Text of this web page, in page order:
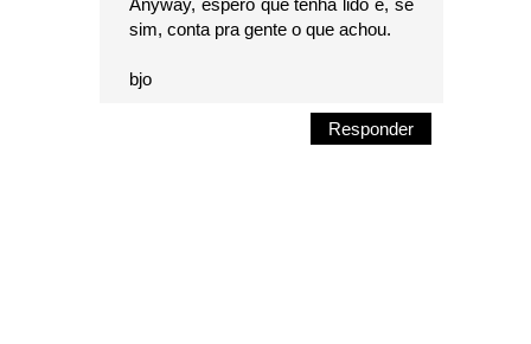
Anyway, espero que tenha lido e, se
sim, conta pra gente o que achou.
bjo
Responder